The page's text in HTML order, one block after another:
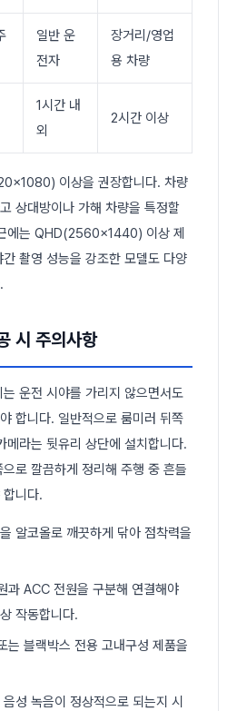
일반 운
전자
장거리/영업
용 차량
1시간 내
외
2시간 이상
이상을 권장합니다. 차량
상대방이나 가해 차량을 특정할
에는 QHD(2560x1440) 이상 제
촬영 성능을 강조한 모델도 다양
시 주의사항
운전 시야를 가리지 않으면서도
합니다. 일반적으로 룸미러 뒤쪽
메라는 뒷유리 상단에 설치합니다.
로 깔끔하게 정리해 주행 중 흔들
니다.
알코올로 깨끗하게 닦아 점착력을
과 ACC 전원을 구분해 연결해야
작동합니다.
는 블랙박스 전용 고내구성 제품을
성 녹음이 정상적으로 되는지 시